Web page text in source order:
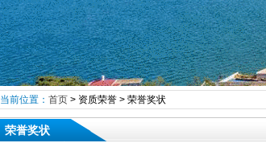
当前位置： 首页> 资质荣誉> 荣誉奖状
荣誉奖状